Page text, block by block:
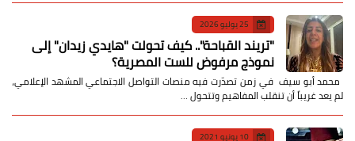
25 يوليو 2026
​"تريند القباحة".. كيف تحولت "هايدي زيدان" إلى
نموذج مرفوض للست المصرية؟
​ محمد أبو سيف ​في زمن تصدّرت فيه منصات التواصل الاجتماعي المشهد الإعلامي،
لم يعد غريباً أن تنقلب المفاهيم وتتحول …
10 يونيو 2021